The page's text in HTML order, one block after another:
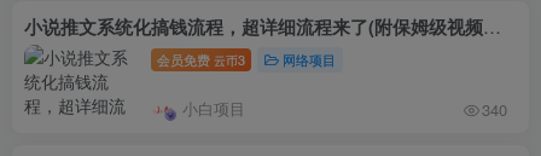
小说推文系统化搞钱流程，超详细流程来了(附保姆级视频教程)
会员免费 云币3 网络项目
小白项目 340